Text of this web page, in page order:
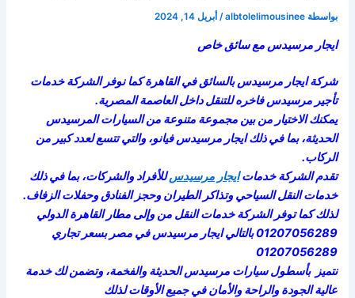
بواسطة albtolelimousinee
/ أبريل 14, 2024
ايجار مرسيدس مع سائق خاص
شركة ايجار مرسيدس بالسائق في القاهرة كما نوفر الشركة خدمات
تأجير مرسيدس فاخره للتنقل داخل العاصمة المصرية.
يمكنك الاختيار من بين مجموعة متنوعة من السيارات المرسيدس
الحديثة، بما في ذلك ايجار مرسيدس فيانو، والتي تتسع لعدد كبير من
الركاب.
تقدم الشركة خدماتايجار مرسيدسللأفراد والشركات، بما في ذلك
خدمات النقل السياحي وتذاكر الطيران وحجز الفنادق وحفلات الزفاف.
لذلككما توفر الشركة خدمات النقل من وإلى مطار القاهرة الدولي
01207056289 بالتالي ايجار مرسيدس في مصر بسعر تجاري
01207056289
نتميز بأسطول سيارات مرسيدس الحديثة والفخمة، وتضمن لك خدمة
عالية الجودة والراحة والأمان في جميع الأوقات لذلك